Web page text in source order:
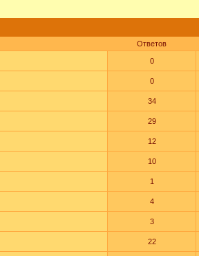
Ответов
0
0
34
29
12
10
1
4
3
22